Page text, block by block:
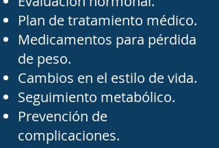
ultrasonidos, tomografías,
resonancias magnéticas,
gammagrafías o pruebas
dinámicas que permiten
confirmar el diagnóstico y
establecer el tratamiento
Plan de tratamiento médico.
Medicamentos para pérdida
de peso.
Cambios en el estilo de vida.
Seguimiento metabólico.
Prevención de
complicaciones.